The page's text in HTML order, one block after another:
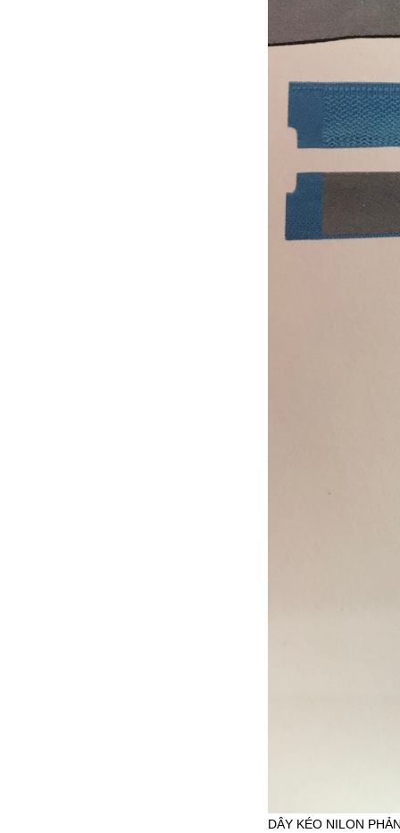
DÂY KÉO NILON